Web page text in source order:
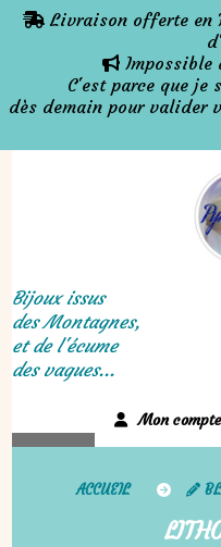
 Livraison offerte en
 Impossible
C'est parce que je
dès demain pour valider
Bijoux issus
des Montagnes,
et de l'écume
des vagues...
Mon compte
ACCUEIL
Panneau de gestion des cookies